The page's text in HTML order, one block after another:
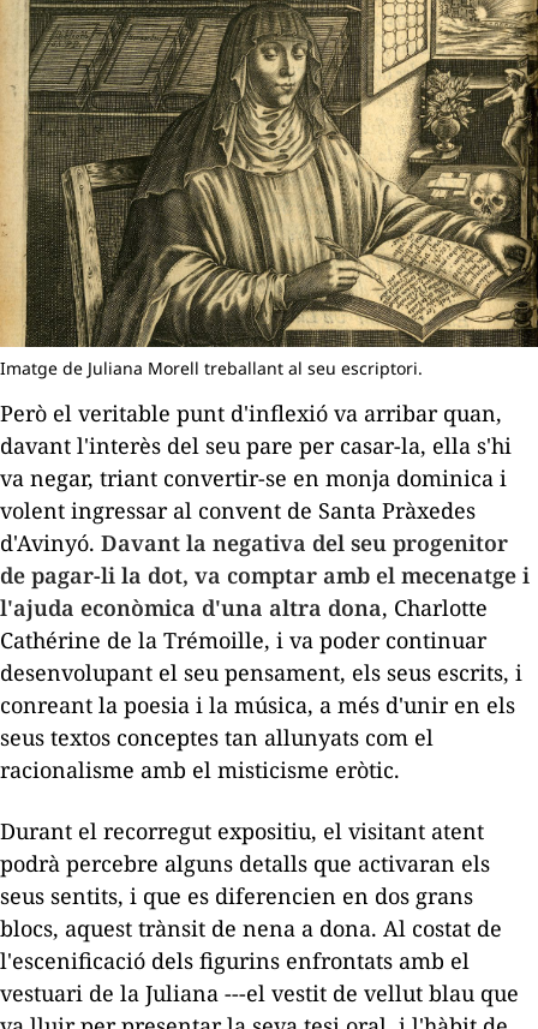
Imatge de Juliana Morell treballant al seu escriptori.
Però el veritable punt d'inflexió va arribar quan,
davant l'interès del seu pare per casar-la, ella s'hi
va negar, triant convertir-se en monja dominica i
volent ingressar al convent de Santa Pràxedes
d'Avinyó. Davant la negativa del seu progenitor
de pagar-li la dot, va comptar amb el mecenatge i
l'ajuda econòmica d'una altra dona, Charlotte
Cathérine de la Trémoille, i va poder continuar
desenvolupant el seu pensament, els seus escrits, i
conreant la poesia i la música, a més d'unir en els
seus textos conceptes tan allunyats com el
racionalisme amb el misticisme eròtic.
Durant el recorregut expositiu, el visitant atent
podrà percebre alguns detalls que activaran els
seus sentits, i que es diferencien en dos grans
blocs, aquest trànsit de nena a dona. Al costat de
l'escenificació dels figurins enfrontats amb el
vestuari de la Juliana ---el vestit de vellut blau que